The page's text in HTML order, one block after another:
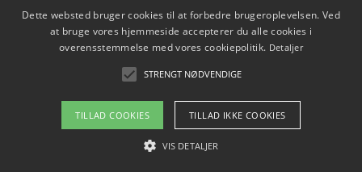
Sådan vælger du de bedste vandrerygsække til
vandreture i Danmark
Copyright 2026 - Pilanto Aps
Om / kontakt
Dette websted bruger cookies til at forbedre brugeroplevelsen. Ved
at bruge vores hjemmeside accepterer du alle cookies i
overensstemmelse med vores cookiepolitik. Detaljer
STRENGT NØDVENDIGE
TILLAD COOKIES TILLAD IKKE COOKIES
VIS DETALJER